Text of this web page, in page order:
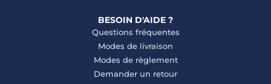
BESOIN D'AIDE ?
Questions fréquentes
Modes de livraison
Modes de règlement
Demander un retour